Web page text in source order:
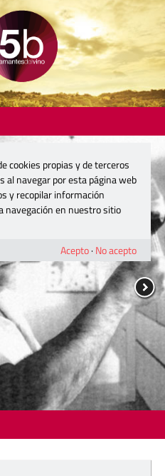
cookies propias y de terceros
al navegar por esta página web
y recopilar información
navegación en nuestro sitio
Acepto· No acepto